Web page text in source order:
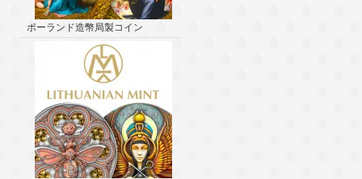
ポーランド造幣局製コイン